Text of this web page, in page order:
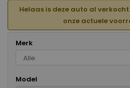
Helaas is deze auto al
onze actuele
Merk
Model